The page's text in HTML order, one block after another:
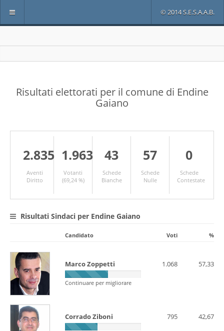
© 2014 S.E.S.A.A.B.
Risultati elettorati per il comune di Endine
Gaiano
2.835
Aventi
Diritto
1.963
Votanti
(69,24 %)
43
Schede
Bianche
57
Schede
Nulle
0
Schede
Contestate
Risultati Sindaci per Endine Gaiano
Candidato Voti %
Marco Zoppetti
Continuare per migliorare
1.068 57,33
Corrado Ziboni 795 42,67